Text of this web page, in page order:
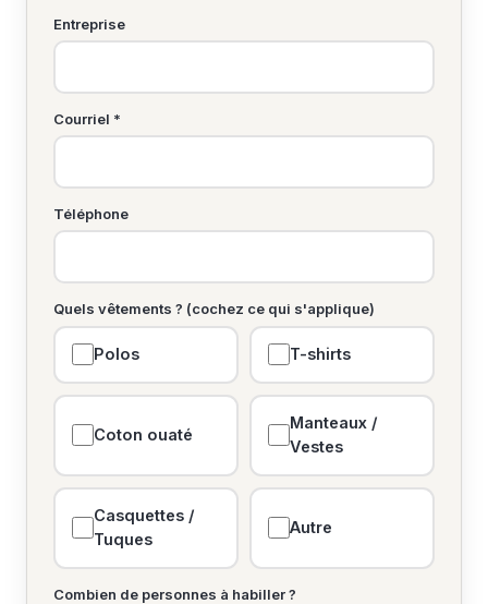
Entreprise
Courriel *
Téléphone
Quels vêtements ? (cochez ce qui s'applique)
Polos T-shirts
Coton ouaté
Manteaux /
Vestes
Casquettes /
Tuques
Autre
Combien de personnes à habiller ?